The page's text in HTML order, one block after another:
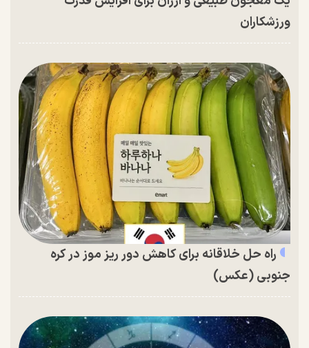
ورزشکاران
راه حل خلاقانه برای کاهش دور ریز موز در کره
جنوبی (عکس)